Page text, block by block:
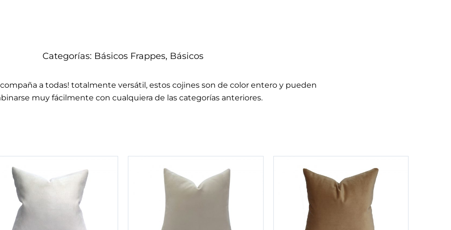
Categorías: Básicos Frappes, Básicos
a todas! totalmente versátil, estos cojines son de color entero y pueden
muy fácilmente con cualquiera de las categorías anteriores.